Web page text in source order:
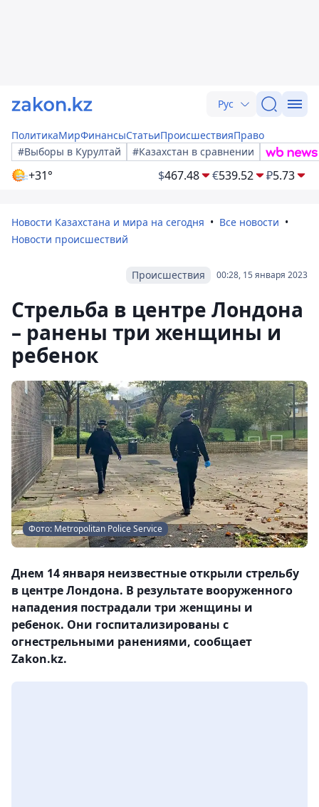
Рус
ПолитикаМирФинансыСтатьиПроисшествияПраво
#Выборы в Курултай
#Казахстан в сравнении
+31° $467.48 €539.52 ₽5.73
Новости Казахстана и мира на сегодня
Все новости
Новости происшествий
00:28, 15 января 2023
Происшествия
Стрельба в центре Лондона
– ранены три женщины и
ребенок
Фото: Metropolitan Police Service
Днем 14 января неизвестные открыли стрельбу
в центре Лондона. В результате вооруженного
нападения пострадали три женщины и
ребенок. Они госпитализированы с
огнестрельными ранениями, сообщает
Zakon.kz.